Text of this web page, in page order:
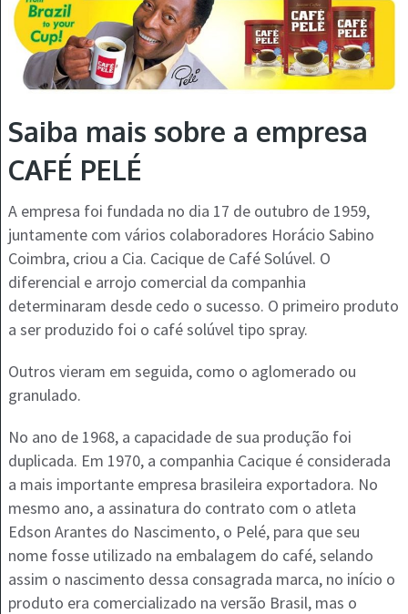
Saiba mais sobre a empresa
CAFÉ PELÉ
A empresa foi fundada no dia 17 de outubro de 1959,
juntamente com vários colaboradores Horácio Sabino
Coimbra, criou a Cia. Cacique de Café Solúvel. O
diferencial e arrojo comercial da companhia
determinaram desde cedo o sucesso. O primeiro produto
a ser produzido foi o café solúvel tipo spray.
Outros vieram em seguida, como o aglomerado ou
granulado.
No ano de 1968, a capacidade de sua produção foi
duplicada. Em 1970, a companhia Cacique é considerada
a mais importante empresa brasileira exportadora. No
mesmo ano, a assinatura do contrato com o atleta
Edson Arantes do Nascimento, o Pelé, para que seu
nome fosse utilizado na embalagem do café, selando
assim o nascimento dessa consagrada marca, no início o
produto era comercializado na versão Brasil, mas o